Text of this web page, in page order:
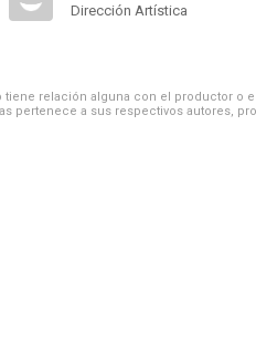
Dirección Artística
relación alguna con el productor o
pertenece a sus respectivos autores,